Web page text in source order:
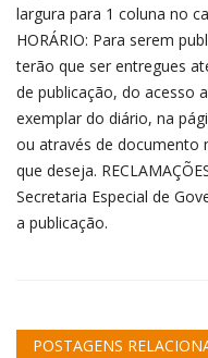
largura para 1 coluna no
HORÁRIO: Para serem
terão que ser entregues
de publicação, do acesso
exemplar do diário, na
ou através de documento
que deseja.
Secretaria Especial de
a publicação.
POSTAGENS